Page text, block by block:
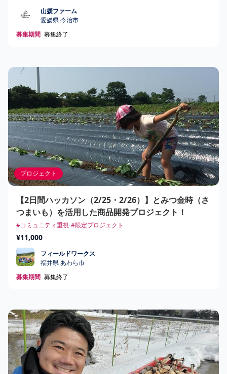
山媛ファーム
山媛ファーム
愛媛県 今治市
募集期間 募集終了
プロジェクト
【2日間ハッカソン（2/25・2/26）】とみつ金時（さ
つまいも）を活用した商品開発プロジェクト！
#コミュニティ重視 #限定プロジェクト
¥11,000
フィールドワークス
フィールドワークス
福井県 あわら市
募集期間 募集終了